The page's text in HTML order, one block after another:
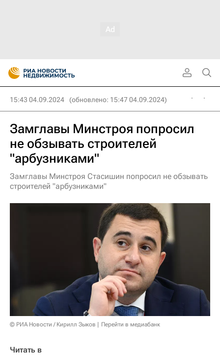
15:43 04.09.2024 (обновлено: 15:47 04.09.2024)
Замглавы Минстроя попросил
не обзывать строителей
"арбузниками"
Замглавы Минстроя Стасишин попросил не обзывать
строителей "арбузниками"
© РИА Новости / Кирилл Зыков Перейти в медиабанк
Читать в